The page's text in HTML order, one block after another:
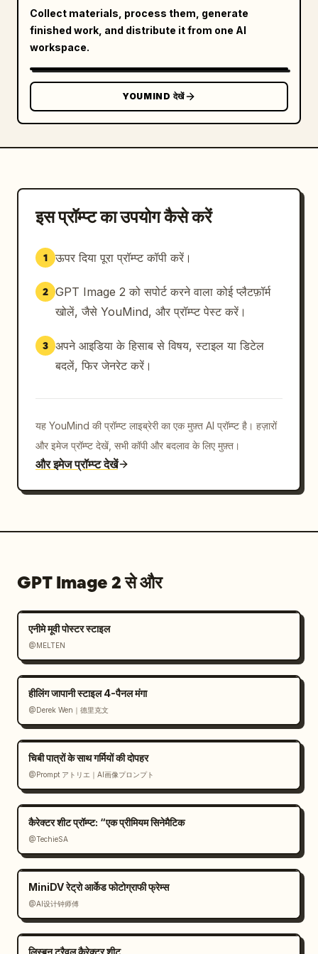
"visual": " विशाल सींगों वाला दानव
looming behind,
controlling character like a puppet" }
  ]
Collect materials, process them, generate
finished work, and distribute it from one AI
workspace.
YOUMIND देखें
इस प्रॉम्प्ट का उपयोग कैसे करें
1 ऊपर दिया पूरा प्रॉम्प्ट कॉपी करें।
2 GPT Image 2 को सपोर्ट करने वाला कोई प्लैटफ़ॉर्म
खोलें, जैसे YouMind, और प्रॉम्प्ट पेस्ट करें।
3 अपने आइडिया के हिसाब से विषय, स्टाइल या डिटेल
बदलें, फिर जेनरेट करें।
यह YouMind की प्रॉम्प्ट लाइब्रेरी का एक मुफ़्त AI प्रॉम्प्ट है। हज़ारों
और इमेज प्रॉम्प्ट देखें, सभी कॉपी और बदलाव के लिए मुफ़्त।
और इमेज प्रॉम्प्ट देखें
GPT Image 2 से और
एनीमे मूवी पोस्टर स्टाइल
@MELTEN
हीलिंग जापानी स्टाइल 4-पैनल मंगा
@Derek Wen｜德里克文
चिबी पात्रों के साथ गर्मियों की दोपहर
@Prompt アトリエ｜AI画像プロンプト
कैरेक्टर शीट प्रॉम्प्ट: “एक प्रीमियम सिनेमैटिक
@TechieSA
MiniDV रेट्रो आर्केड फोटोग्राफी फ्रेम्स
@AI设计钟师傅
लिस्बन ट्रैवल कैरेक्टर शीट